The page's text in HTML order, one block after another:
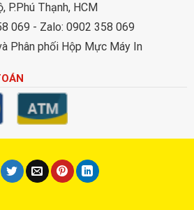
Thạnh, HCM
069 - Zalo: 0902 358 069
Phân phối Hộp Mực Máy In